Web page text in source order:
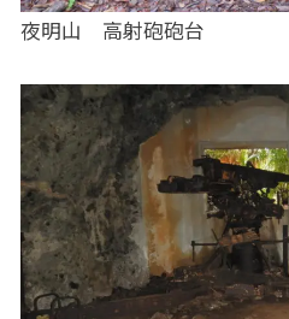
夜明山 高射砲砲台